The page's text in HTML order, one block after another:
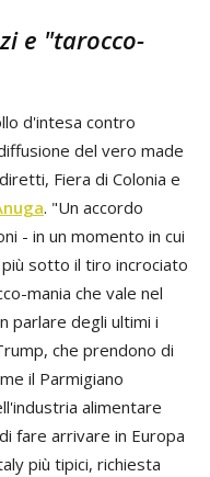
e "tarocco-
d'intesa contro
del vero made
Fiera di Colonia e
. "Un accordo
- in un momento in cui
sotto il tiro incrociato
mania che vale nel
parlare degli ultimi i
che prendono di
il Parmigiano
alimentare
fare arrivare in Europa
più tipici, richiesta